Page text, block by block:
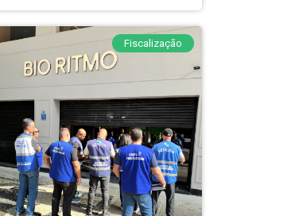
Fiscalização